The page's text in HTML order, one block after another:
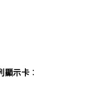
顯示卡 ：